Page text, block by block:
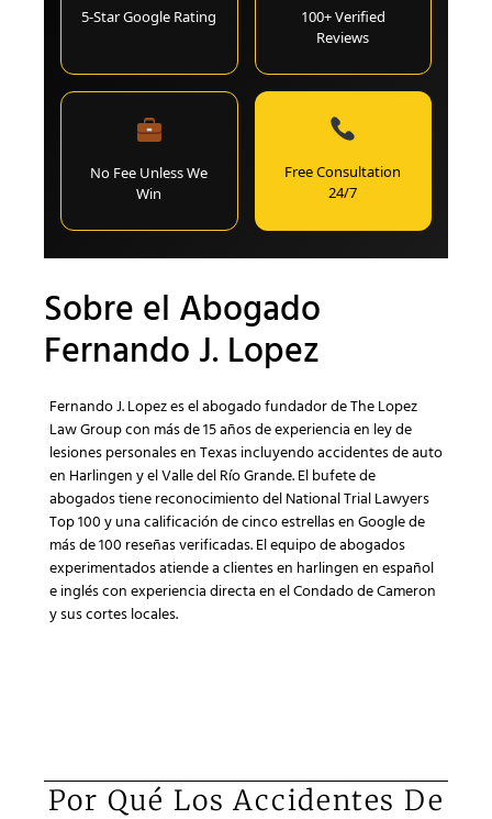
5-Star Google Rating
100+ Verified
Reviews
No Fee Unless We
Win
Free Consultation
24/7
Sobre el Abogado
Fernando J. Lopez
Fernando J. Lopez es el abogado fundador de The Lopez
Law Group con más de 15 años de experiencia en ley de
lesiones personales en Texas incluyendo accidentes de auto
en Harlingen y el Valle del Río Grande. El bufete de
abogados tiene reconocimiento del National Trial Lawyers
Top 100 y una calificación de cinco estrellas en Google de
más de 100 reseñas verificadas. El equipo de abogados
experimentados atiende a clientes en harlingen en español
e inglés con experiencia directa en el Condado de Cameron
y sus cortes locales.
Por Qué Los Accidentes De